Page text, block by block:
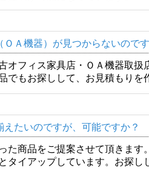
ＯＡ機器）が見つからないので
オフィス家具店・ＯＡ機器取
でもお探しして、お見積もりを
えたいのですが、可能ですか？
た商品をご提案させて頂きま
タイアップしています。お探